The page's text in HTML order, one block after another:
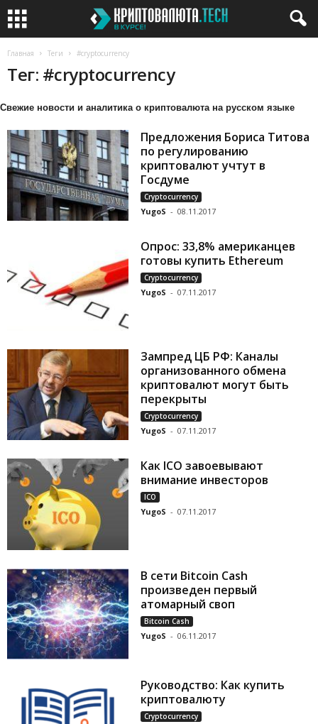
Главная Теги #cryptocurrency
Тег: #cryptocurrency
Свежие новости и аналитика о криптовалюта на русском языке
Предложения Бориса Титова
по регулированию
криптовалют учтут в
Госдуме
Cryptocurrency
YugoS - 08.11.2017
Опрос: 33,8% американцев
готовы купить Ethereum
Cryptocurrency
YugoS - 07.11.2017
Зампред ЦБ РФ: Каналы
организованного обмена
криптовалют могут быть
перекрыты
Cryptocurrency
YugoS - 07.11.2017
Как ICO завоевывают
внимание инвесторов
ICO
YugoS - 07.11.2017
В сети Bitcoin Cash
произведен первый
атомарный своп
Bitcoin Cash
YugoS - 06.11.2017
Руководство: Как купить
криптовалюту
Cryptocurrency